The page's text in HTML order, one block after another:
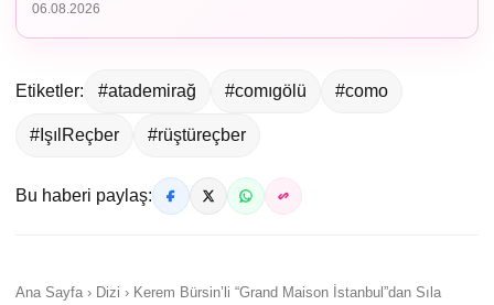
06.08.2026
Etiketler: #atademirağ #comıgölü #como
#IşılReçber #rüştüreçber
Bu haberi paylaş:
Ana Sayfa › Dizi › Kerem Bürsin’li “Grand Maison İstanbul”dan Sıla